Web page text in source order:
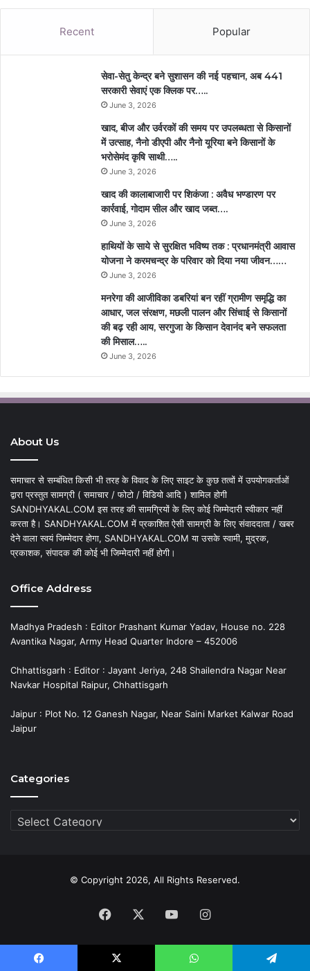
Recent Popular
सेवा-सेतु केन्द्र बने सुशासन की नई पहचान, अब 441
सरकारी सेवाएं एक क्लिक पर…..
June 3, 2026
खाद, बीज और उर्वरकों की समय पर उपलब्धता से किसानों
में उत्साह, नैनो डीएपी और नैनो यूरिया बने किसानों के
भरोसेमंद कृषि साथी…..
June 3, 2026
खाद की कालाबाजारी पर शिकंजा : अवैध भण्डारण पर
कार्रवाई, गोदाम सील और खाद जब्त….
June 3, 2026
हाथियों के साये से सुरक्षित भविष्य तक : प्रधानमंत्री आवास
योजना ने करमचन्द्र के परिवार को दिया नया जीवन……
June 3, 2026
मनरेगा की आजीविका डबरियां बन रहीं ग्रामीण समृद्धि का
आधार, जल संरक्षण, मछली पालन और सिंचाई से किसानों
की बढ़ रही आय, सरगुजा के किसान देवानंद बने सफलता
की मिसाल…..
June 3, 2026
About Us
समाचार से सम्बंधित किसी भी तरह के विवाद के लिए साइट के कुछ तत्वों में उपयोगकर्ताओं
द्वारा प्रस्तुत सामग्री ( समाचार / फोटो / विडियो आदि ) शामिल होगी
SANDHYAKAL.COM इस तरह की सामग्रियों के लिए कोई जिम्मेदारी स्वीकार नहीं
करता है। SANDHYAKAL.COM में प्रकाशित ऐसी सामग्री के लिए संवाददाता / खबर
देने वाला स्वयं जिम्मेदार होगा, SANDHYAKAL.COM या उसके स्वामी, मुद्रक,
प्रकाशक, संपादक की कोई भी जिम्मेदारी नहीं होगी।
Office Address
Madhya Pradesh : Editor Prashant Kumar Yadav, House no. 228
Avantika Nagar, Army Head Quarter Indore – 452006
Chhattisgarh : Editor : Jayant Jeriya, 248 Shailendra Nagar Near
Navkar Hospital Raipur, Chhattisgarh
Jaipur : Plot No. 12 Ganesh Nagar, Near Saini Market Kalwar Road
Jaipur
Categories
Categories
© Copyright 2026, All Rights Reserved.
Facebook YouTubeInstagram